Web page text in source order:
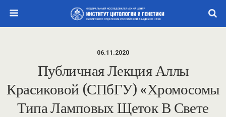
06.11.2020
Публичная Лекция Аллы
Красиковой (СПбГУ) «Хромосомы
Типа Ламповых Щеток В Свете